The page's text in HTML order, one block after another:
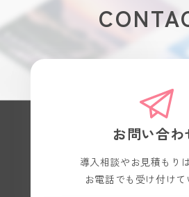
お問い合わ
導入相談やお見積もり
お電話でも受け付けて